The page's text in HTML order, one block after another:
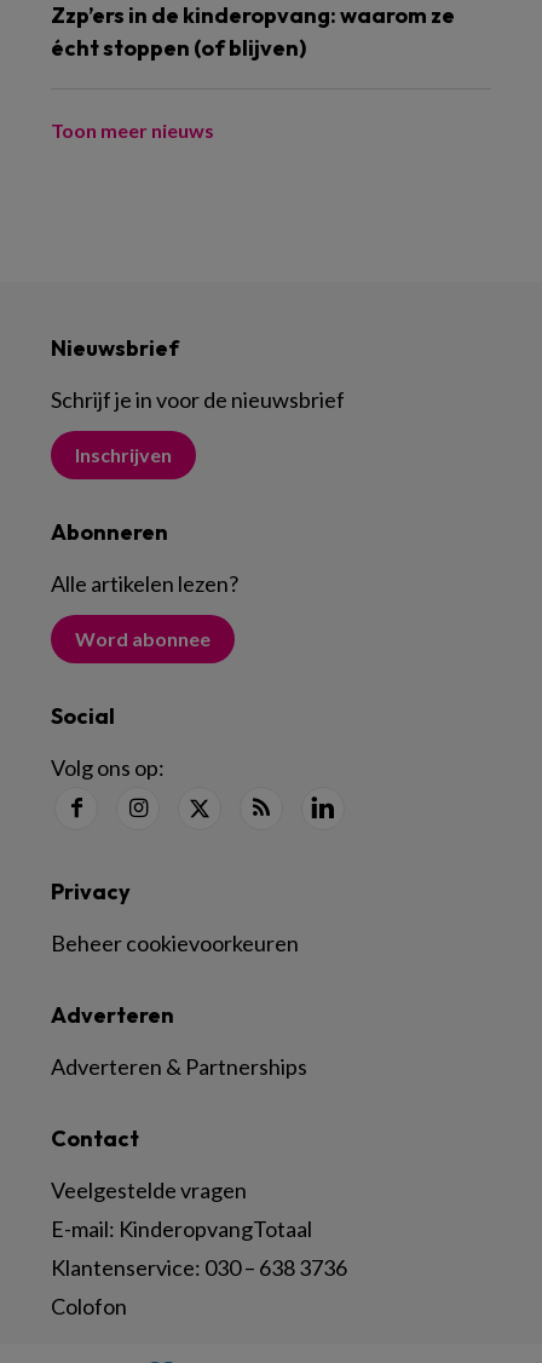
Zzp’ers in de kinderopvang: waarom ze
écht stoppen (of blijven)
Toon meer nieuws
Nieuwsbrief
Schrijf je in voor de nieuwsbrief
Inschrijven
Abonneren
Alle artikelen lezen?
Word abonnee
Social
Volg ons op:
Contact
Veelgestelde vragen
E-mail: KinderopvangTotaal
Klantenservice: 030 – 638 3736
Colofon
Adverteren
Adverteren & Partnerships
Privacy
Beheer cookievoorkeuren